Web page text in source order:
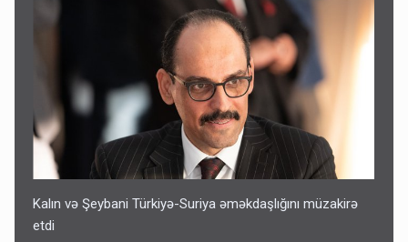
Kalın və Şeybani Türkiyə-Suriya əməkdaşlığını müzakirə
etdi